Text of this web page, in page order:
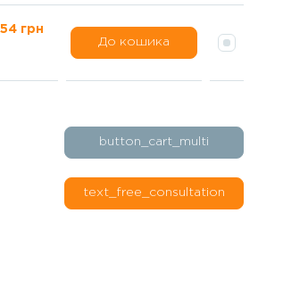
грн
До кошика
button_cart_multi
text_free_consultation